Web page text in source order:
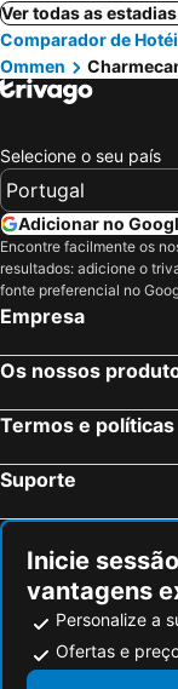
Ver todas as
Comparador de
Ommen
Selecione o seu país
Adicionar no
Encontre facilmente os
resultados: adicione o
fonte preferencial no
Empresa
Os nossos
Termos e políticas
Suporte
Inicie
vantagens
Personalize a
Ofertas e